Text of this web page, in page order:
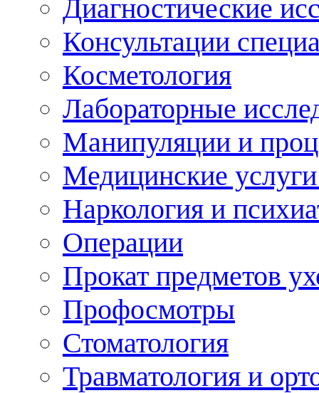
Диагностические
Консультации
Косметология
Лабораторные
Манипуляции и
Медицинские
Наркология и
Операции
Прокат предметов
Профосмотры
Стоматология
Травматология и